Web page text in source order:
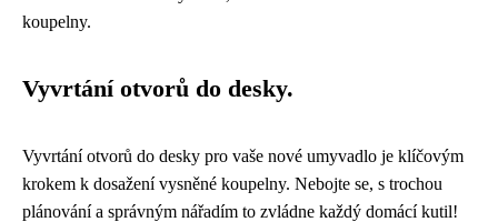
koupelny.
Vyvrtání otvorů do desky.
Vyvrtání otvorů do desky pro vaše nové umyvadlo je klíčovým
krokem k dosažení vysněné koupelny. Nebojte se, s trochou
plánování a správným nářadím to zvládne každý domácí kutil!